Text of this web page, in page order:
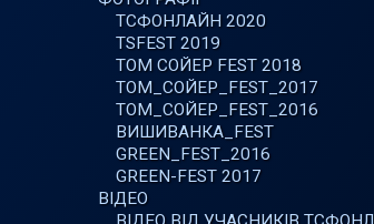
ТСФОНЛАЙН 2020
TSFEST 2019
ТОМ СОЙЕР FEST 2018
ТОМ_СОЙЕР_FEST_2017
ТОМ_СОЙЕР_FEST_2016
ВИШИВАНКА_FEST
GREEN_FEST_2016
GREEN-FEST 2017
ВІДЕО